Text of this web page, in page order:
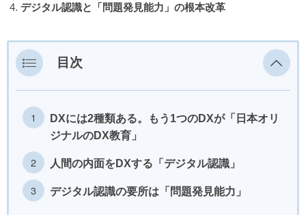
デジタル認識と「問題発見能力」の根本改革
目次
DXには2種類ある。もう1つのDXが「日本オリ
ジナルのDX教育」
人間の内面をDXする「デジタル認識」
デジタル認識の要所は「問題発見能力」